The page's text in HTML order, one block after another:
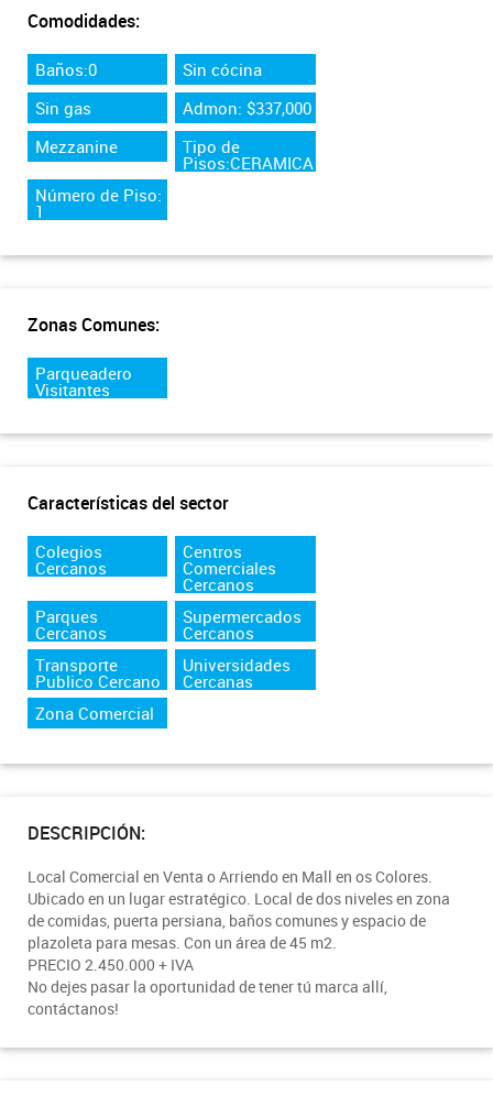
Comodidades:
Baños:0
Sin cócina
Sin gas
Admon: $337,000
Mezzanine
Tipo de
Pisos:CERAMICA
Número de Piso:
1
Zonas Comunes:
Parqueadero
Visitantes
Características del sector
Colegios
Cercanos
Centros
Comerciales
Cercanos
Parques
Cercanos
Supermercados
Cercanos
Transporte
Publico Cercano
Universidades
Cercanas
Zona Comercial
DESCRIPCIÓN:
Local Comercial en Venta o Arriendo en Mall en os Colores.
Ubicado en un lugar estratégico. Local de dos niveles en zona
de comidas, puerta persiana, baños comunes y espacio de
plazoleta para mesas. Con un área de 45 m2.
PRECIO 2.450.000 + IVA
No dejes pasar la oportunidad de tener tú marca allí,
contáctanos!